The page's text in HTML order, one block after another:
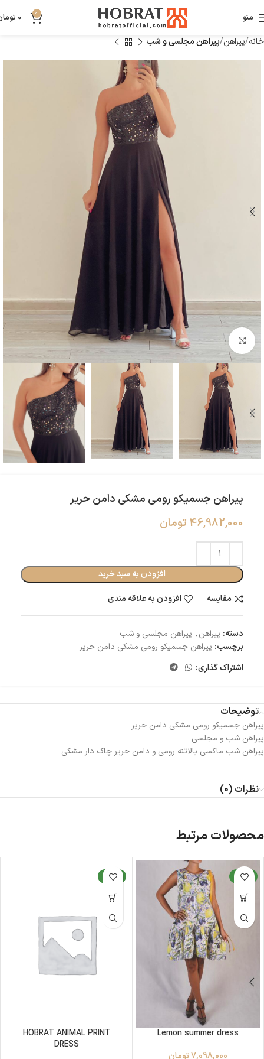
منو 0
0
خانه پیراهن پیراهن مجلسی و شب
بزرگنمایی تصویر
پیراهن جسمیکو رومی مشکی دامن حریر
46,982,000 تومان
افزودن به سبد خرید
مقایسه
افزودن به علاقه مندی
دسته: پیراهن, پیراهن مجلسی و شب
برچسب: پیراهن جسمیکو رومی مشکی دامن حریر
اشتراک گذاری:
توضیحات
پیراهن جسمیکو رومی مشکی دامن حریر
پیراهن شب و مجلسی
پیراهن شب ماکسی بالاتنه رومی و دامن حریر چاک دار مشکی
نظرات (0)
محصولات مرتبط
جدید
Lemon summer dress
7,098,000تومان
جدید
HOBRAT ANIMAL PRINT
DRESS